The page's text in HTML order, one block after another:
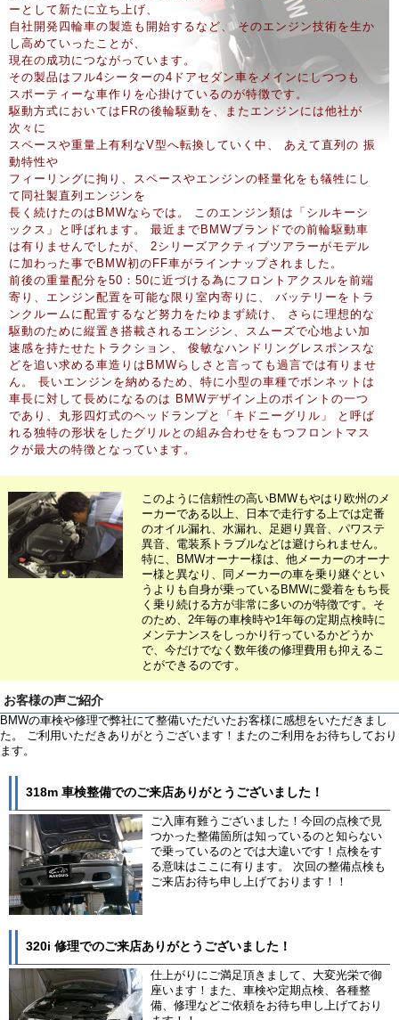
ーとして新たに立ち上げ、
自社開発四輪車の製造も開始するなど、 そのエンジン技術を生か
し高めていったことが、
現在の成功につながっています。
その製品はフル4シーターの4ドアセダン車をメインにしつつも
スポーティーな車作りを心掛けているのが特徴です。
駆動方式においてはFRの後輪駆動を、またエンジンには他社が
次々に
スペースや重量上有利なV型へ転換していく中、 あえて直列の 振
動特性や
フィーリングに拘り、スペースやエンジンの軽量化をも犠牲にし
て同社製直列エンジンを
長く続けたのはBMWならでは。 このエンジン類は「シルキーシ
ックス」と呼ばれます。 最近までBMWブランドでの前輪駆動車
は有りませんでしたが、 2シリーズアクティブツアラーがモデル
に加わった事でBMW初のFF車がラインナップされました。
前後の重量配分を50：50に近づける為にフロントアクスルを前端
寄り、エンジン配置を可能な限り室内寄りに、 バッテリーをトラ
ンクルームに配置するなど努力をたゆまず続け、 さらに理想的な
駆動のために縦置き搭載されるエンジン、スムーズで心地よい加
速感を持たせたトラクション、 俊敏なハンドリングレスポンスな
どを追い求める車造りはBMWらしさと言っても過言では有りませ
ん。 長いエンジンを納めるため、特に小型の車種でボンネットは
車長に対して長めになるのは BMWデザイン上のポイントの一つ
であり、丸形四灯式のヘッドランプと「キドニーグリル」 と呼ば
れる独特の形状をしたグリルとの組み合わせをもつフロントマス
クが最大の特徴となっています。
このように信頼性の高いBMWもやはり欧州のメ
ーカーである以上、日本で走行する上では定番
のオイル漏れ、水漏れ、足廻り異音、パワステ
異音、電装系トラブルなどは避けられません。
特に、BMWオーナー様は、他メーカーのオーナ
ー様と異なり、同メーカーの車を乗り継ぐとい
うよりも自身が乗っているBMWに愛着をもち長
く乗り続ける方が非常に多いのが特徴です。そ
のため、2年毎の車検時や1年毎の定期点検時に
メンテナンスをしっかり行っているかどうか
で、今だけでなく数年後の修理費用も抑えるこ
とができるのです。
お客様の声ご紹介
BMWの車検や修理で弊社にて整備いただいたお客様に感想をいただきまし
た。 ご利用いただきありがとうございます！またのご利用をお待ちしており
ます。
318m 車検整備でのご来店ありがとうございました！
ご入庫有難うございました！今回の点検で見
つかった整備箇所は知っているのと知らない
で乗っているのとでは大違いです！点検をす
る意味はここに有ります。 次回の整備点検も
ご来店お待ち申し上げております！！
320i 修理でのご来店ありがとうございました！
仕上がりにご満足頂きまして、大変光栄で御
座います！また、車検や定期点検、各種整
備、修理などご依頼をお待ち申し上げており